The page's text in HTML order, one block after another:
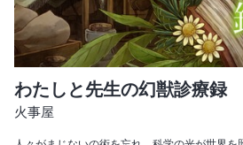
わたしと先生の幻獣診療録
火事屋